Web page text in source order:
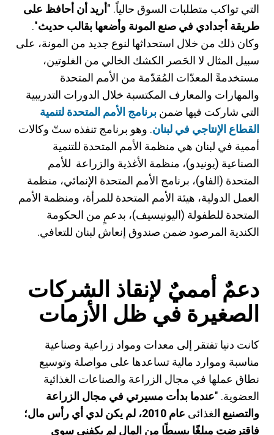
التي تواكب متطلبات السوق حالياً. "أريد أن أحافظ على
طريقة أجدادي في صنع المونة وأضعها بقالب حديث".
وكان ذلك من خلال استحداثها لنوع جديد من المونة، على
سبيل المثال لا الحَصر الكشك الخالي من الغلوتين،
مستخدمةً المعدّات المُقدّمة من الأمم المتحدة
والمهارات والمعارف المكتسبة خلال الدورات التدريبية
التي شاركت فيها ضمن برنامج الأمم المتحدة لتنمية
القطاع الإنتاجي في لبنان. وهو برنامج تنفذه ستّ وكالات
أممية في لبنان هي منظمة الأمم المتحدة للتنمية
الصناعية (يونيدو)، منظمة الأغذية والزراعة للأمم
المتحدة (الفاو)، برنامج الأمم المتحدة الإنمائي، منظمة
العمل الدولية، هيئة الأمم المتحدة للمرأة، ومنظمة الأمم
المتحدة للطفولة (اليونيسيف)، بدعمٍ من الحكومة
الكندية المرصود ضمن صندوق إنعاش لبنان للتعافي.
دعمٌ أمميٌ لإنقاذ الشركات
الصغيرة في ظل الأزمات
كانت دنيا تفتقر إلى معدات ومواد زراعية وصناعية
مناسبة وموارد مالية تساعدها على مواصلة وتوسيع
نطاق عملها في مجال الزراعة والصناعات الغذائية
العضوية. "عندما بدأت مسيرتي في مجال الزراعة
والتصنيع ا لغذائى
عام 2010، لم يكن لدي أي رأس مال؛
فاقترضت مبلغًا بسيطًا من المال لم يكفني سوى